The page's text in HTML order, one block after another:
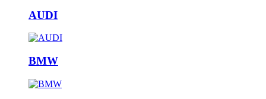
AUDI
BMW